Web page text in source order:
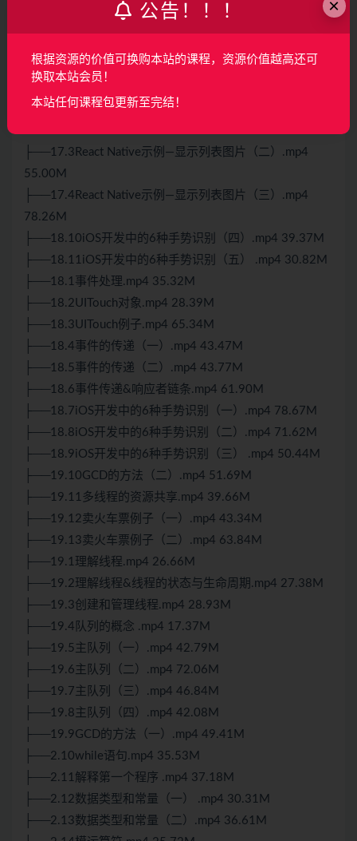
├──16.9React Native示例.mp4 50.30M
├──17.2React Native示例—显示列表图片（一）.mp4
├──17.3React Native示例—显示列表图片（二）.mp4
55.00M
├──17.4React Native示例—显示列表图片（三）.mp4
78.26M
├──18.10iOS开发中的6种手势识别（四）.mp4 39.37M
├──18.11iOS开发中的6种手势识别（五） .mp4 30.82M
├──18.1事件处理.mp4 35.32M
├──18.2UITouch对象.mp4 28.39M
├──18.3UITouch例子.mp4 65.34M
├──18.4事件的传递（一）.mp4 43.47M
├──18.5事件的传递（二）.mp4 43.77M
├──18.6事件传递&响应者链条.mp4 61.90M
├──18.7iOS开发中的6种手势识别（一）.mp4 78.67M
├──18.8iOS开发中的6种手势识别（二）.mp4 71.62M
├──18.9iOS开发中的6种手势识别（三） .mp4 50.44M
├──19.10GCD的方法（二）.mp4 51.69M
├──19.11多线程的资源共享.mp4 39.66M
├──19.12卖火车票例子（一）.mp4 43.34M
├──19.13卖火车票例子（二）.mp4 63.84M
├──19.1理解线程.mp4 26.66M
├──19.2理解线程&线程的状态与生命周期.mp4 27.38M
├──19.3创建和管理线程.mp4 28.93M
├──19.4队列的概念 .mp4 17.37M
├──19.5主队列（一）.mp4 42.79M
├──19.6主队列（二）.mp4 72.06M
├──19.7主队列（三）.mp4 46.84M
├──19.8主队列（四）.mp4 42.08M
├──19.9GCD的方法（一）.mp4 49.41M
├──2.10while语句.mp4 35.53M
├──2.11解释第一个程序 .mp4 37.18M
├──2.12数据类型和常量（一） .mp4 30.31M
├──2.13数据类型和常量（二）.mp4 36.61M
×
公告！！！
根据资源的价值可换购本站的课程，资源价值越高还可
换取本站会员！
本站任何课程包更新至完结！